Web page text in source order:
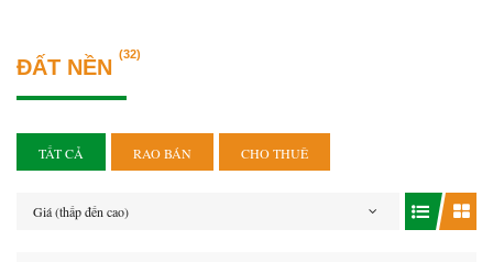
ĐẤT NỀN
(32)
TẤT CẢ RAO BÁN CHO THUÊ
Giá (thấp đến cao)